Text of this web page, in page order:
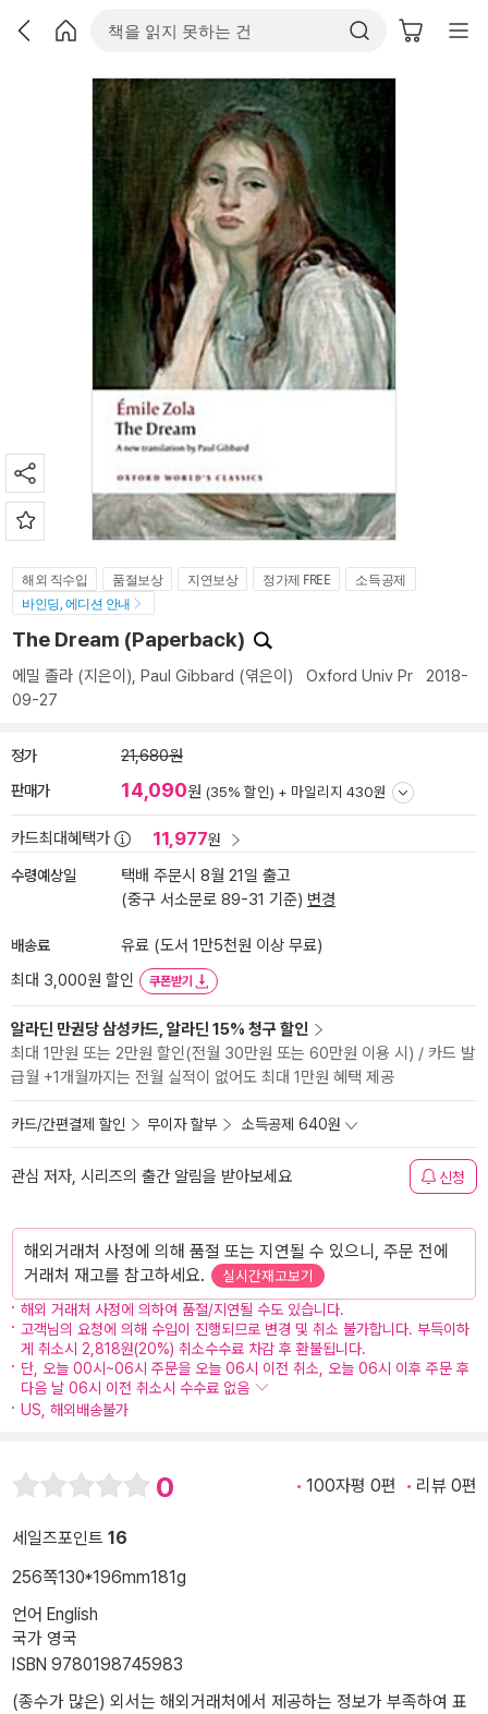
해외 직수입 품절보상 지연보상 정가제 FREE
소득공제
바인딩, 에디션 안내
The Dream (Paperback)
에밀 졸라 (지은이), Paul Gibbard (엮은이) Oxford Univ Pr 2018-
09-27
정가 21,680원
판매가 14,090원 (35% 할인) + 마일리지 430원
카드최대혜택가 11,977원
수령예상일
택배 주문시 8월 21일 출고
(중구 서소문로 89-31 기준) 변경
배송료
유료 (도서 1만5천원 이상 무료)
최대 3,000원 할인
쿠폰받기
알라딘 만권당 삼성카드, 알라딘 15% 청구 할인
최대 1만원 또는 2만원 할인(전월 30만원 또는 60만원 이용 시) / 카드 발
급월 +1개월까지는 전월 실적이 없어도 최대 1만원 혜택 제공
카드/간편결제 할인 무이자 할부 소득공제 640원
관심 저자, 시리즈의 출간 알림을 받아보세요 신청
해외거래처 사정에 의해 품절 또는 지연될 수 있으니, 주문 전에
거래처 재고를 참고하세요.
실시간재고보기
해외 거래처 사정에 의하여 품절/지연될 수도 있습니다.
고객님의 요청에 의해 수입이 진행되므로 변경 및 취소 불가합니다. 부득이하
게 취소시 2,818원(20%) 취소수수료 차감 후 환불됩니다.
단, 오늘 00시~06시 주문을 오늘 06시 이전 취소, 오늘 06시 이후 주문 후
다음 날 06시 이전 취소시 수수료 없음
US, 해외배송불가
0 100자평 0편 리뷰 0편
세일즈포인트 16
256쪽130*196mm181g
언어 English
국가 영국
ISBN 9780198745983
(종수가 많은) 외서는 해외거래처에서 제공하는 정보가 부족하여 표